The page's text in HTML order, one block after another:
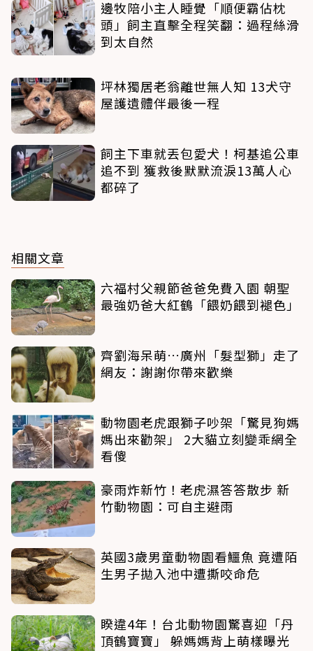
邊牧陪小主人睡覺「順便霸佔枕
頭」飼主直擊全程笑翻：過程絲滑
到太自然
坪林獨居老翁離世無人知 13犬守
屋護遺體伴最後一程
飼主下車就丟包愛犬！柯基追公車
追不到 獲救後默默流淚13萬人心
都碎了
相關文章
六福村父親節爸爸免費入園 朝聖
最強奶爸大紅鶴「餵奶餵到褪色」
齊劉海呆萌…廣州「髮型獅」走了
網友：謝謝你帶來歡樂
動物園老虎跟獅子吵架「驚見狗媽
媽出來勸架」 2大貓立刻變乖網全
看傻
豪雨炸新竹！老虎濕答答散步 新
竹動物園：可自主避雨
英國3歲男童動物園看鱷魚 竟遭陌
生男子拋入池中遭撕咬命危
睽違4年！台北動物園驚喜迎「丹
頂鶴寶寶」 躲媽媽背上萌樣曝光